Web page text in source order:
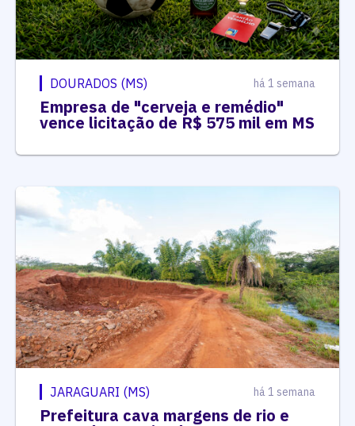
DOURADOS (MS) há 1 semana
Empresa de "cerveja e remédio"
vence licitação de R$ 575 mil em MS
JARAGUARI (MS) há 1 semana
Prefeitura cava margens de rio e